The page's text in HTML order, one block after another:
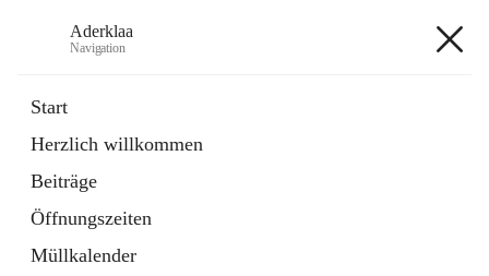
Aderklaa
Navigation
Start
Herzlich willkommen
Beiträge
Öffnungszeiten
Müllkalender
6 Schnellzugriffe
Gemeinde
3 Schnellzugriffe